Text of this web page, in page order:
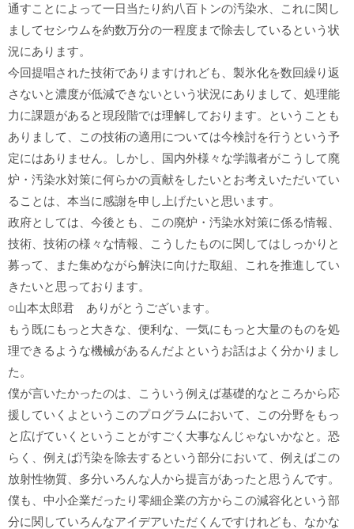
通すことによって一日当たり約八百トンの汚染水、これに関し
ましてセシウムを約数万分の一程度まで除去しているという状
況にあります。
今回提唱された技術でありますけれども、製氷化を数回繰り返
さないと濃度が低減できないという状況にありまして、処理能
力に課題があると現段階では理解しております。ということも
ありまして、この技術の適用については今検討を行うという予
定にはありません。しかし、国内外様々な学識者がこうして廃
炉・汚染水対策に何らかの貢献をしたいとお考えいただいてい
ることは、本当に感謝を申し上げたいと思います。
政府としては、今後とも、この廃炉・汚染水対策に係る情報、
技術、技術の様々な情報、こうしたものに関してはしっかりと
募って、また集めながら解決に向けた取組、これを推進してい
きたいと思っております。
○山本太郎君 ありがとうございます。
もう既にもっと大きな、便利な、一気にもっと大量のものを処
理できるような機械があるんだよというお話はよく分かりまし
た。
僕が言いたかったのは、こういう例えば基礎的なところから応
援していくよというこのプログラムにおいて、この分野をもっ
と広げていくということがすごく大事なんじゃないかなと。恐
らく、例えば汚染を除去するという部分において、例えばこの
放射性物質、多分いろんな人から提言があったと思うんです。
僕も、中小企業だったり零細企業の方からこの減容化という部
分に関していろんなアイデアいただくんですけれども、なかな